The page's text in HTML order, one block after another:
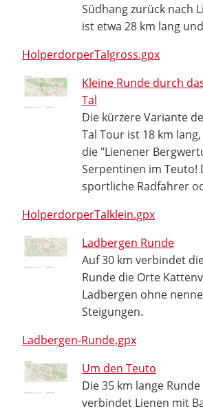
Südhang zurück nach
ist etwa 28 km lang
HolperdorperTalgross.gpx
Kleine Runde durch
Tal
Die kürzere Variante
Tal Tour ist 18 km
die "Lienener
Serpentinen im Teuto!
sportliche Radfahrer
HolperdorperTalklein.gpx
Ladbergen Runde
Auf 30 km verbindet
Runde die Orte
Ladbergen ohne
Steigungen.
Ladbergen-Runde.gpx
Um den Teuto
Die 35 km lange
verbindet Lienen mit